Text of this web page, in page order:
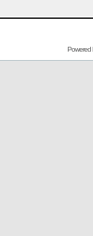
Powered